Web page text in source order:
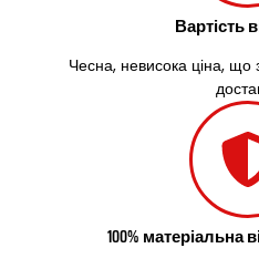
Вартість
Чесна, невисока ціна, що
100% матеріальна